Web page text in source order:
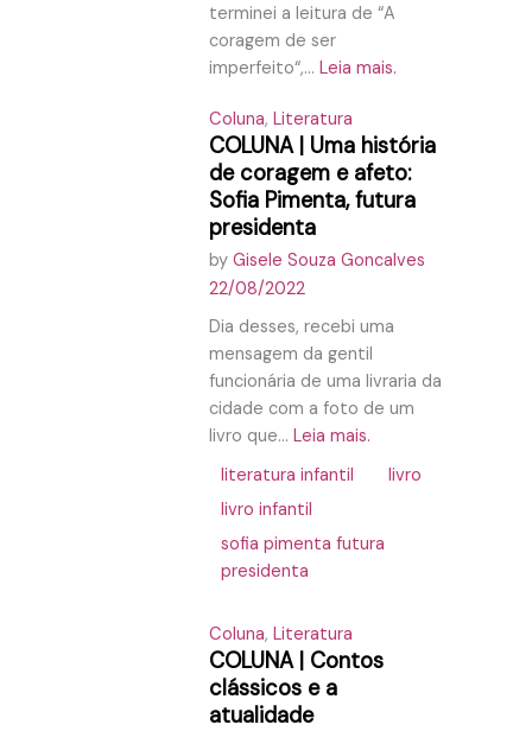
terminei a leitura de “A
coragem de ser
imperfeito“,... Leia mais.
Coluna, Literatura
COLUNA | Uma história
de coragem e afeto:
Sofia Pimenta, futura
presidenta
by Gisele Souza Goncalves
22/08/2022
Dia desses, recebi uma
mensagem da gentil
funcionária de uma livraria da
cidade com a foto de um
livro que... Leia mais.
literatura infantil
livro
livro infantil
sofia pimenta futura
presidenta
Coluna, Literatura
COLUNA | Contos
clássicos e a
atualidade